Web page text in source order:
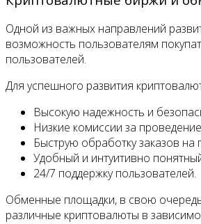
Одной из важных направлений
возможность пользователям
пользователей.
Для успешного развития
Высокую надежность и
Низкие комиссии за
Быструю обработку заказов на
Удобный и интуитивно
24/7 поддержку пользователей.
Обменные площадки, в свою
различные криптовалюты в